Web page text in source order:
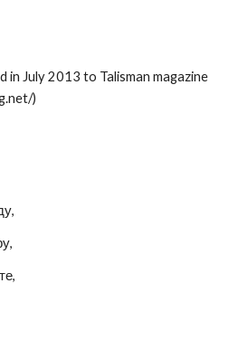
in July 2013 to Talisman magazine
)